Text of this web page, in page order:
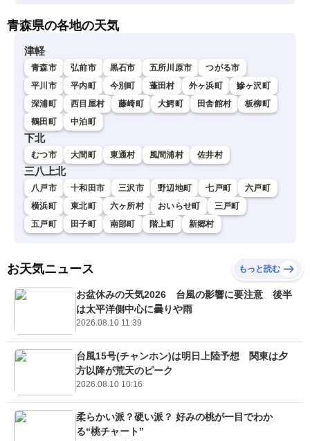
青森県の各地の天気
津軽
青森市 弘前市 黒石市 五所川原市
つがる市
平川市
平内町 今別町 蓬田村 外ヶ浜町
鰺ヶ沢町
深浦町
西目屋村 藤崎町 大鰐町 田舎館村
板柳町
鶴田町
中泊町
下北
むつ市 大間町 東通村 風間浦村 佐井村
三八上北
八戸市 十和田市 三沢市 野辺地町 七戸町
六戸町
横浜町
東北町 六ヶ所村 おいらせ町
三戸町
五戸町
田子町 南部町 階上町 新郷村
お天気ニュース もっと読む
お盆休みの天気2026 台風の影響に要注意 後半
は太平洋側中心に曇りや雨
2026.08.10 11:39
台風15号(チャンホン)は明日上陸予想 関東は夕
方以降が荒天のピーク
2026.08.10 10:16
柔らかい派？硬い派？ 好みの桃が一目でわか
る“桃チャート”